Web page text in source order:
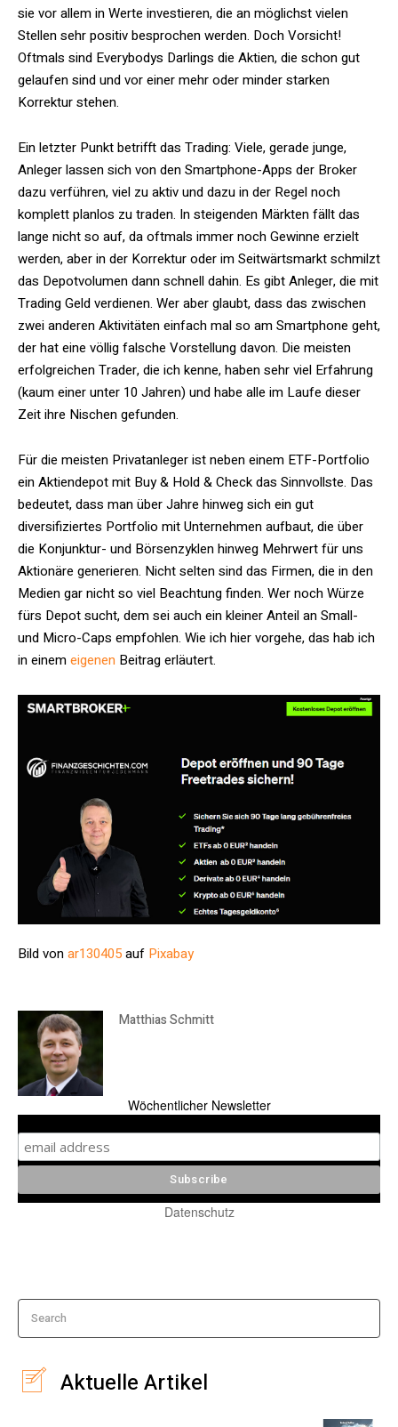
sie vor allem in Werte investieren, die an möglichst vielen
Stellen sehr positiv besprochen werden. Doch Vorsicht!
Oftmals sind Everybodys Darlings die Aktien, die schon gut
gelaufen sind und vor einer mehr oder minder starken
Korrektur stehen.
Ein letzter Punkt betrifft das Trading: Viele, gerade junge,
Anleger lassen sich von den Smartphone-Apps der Broker
dazu verführen, viel zu aktiv und dazu in der Regel noch
komplett planlos zu traden. In steigenden Märkten fällt das
lange nicht so auf, da oftmals immer noch Gewinne erzielt
werden, aber in der Korrektur oder im Seitwärtsmarkt schmilzt
das Depotvolumen dann schnell dahin. Es gibt Anleger, die mit
Trading Geld verdienen. Wer aber glaubt, dass das zwischen
zwei anderen Aktivitäten einfach mal so am Smartphone geht,
der hat eine völlig falsche Vorstellung davon. Die meisten
erfolgreichen Trader, die ich kenne, haben sehr viel Erfahrung
(kaum einer unter 10 Jahren) und habe alle im Laufe dieser
Zeit ihre Nischen gefunden.
Für die meisten Privatanleger ist neben einem ETF-Portfolio
ein Aktiendepot mit Buy & Hold & Check das Sinnvollste. Das
bedeutet, dass man über Jahre hinweg sich ein gut
diversifiziertes Portfolio mit Unternehmen aufbaut, die über
die Konjunktur- und Börsenzyklen hinweg Mehrwert für uns
Aktionäre generieren. Nicht selten sind das Firmen, die in den
Medien gar nicht so viel Beachtung finden. Wer noch Würze
fürs Depot sucht, dem sei auch ein kleiner Anteil an Small-
und Micro-Caps empfohlen. Wie ich hier vorgehe, das hab ich
in einemeigenen Beitrag erläutert.
Bild vonar130405auf Pixabay
Matthias Schmitt
Wöchentlicher Newsletter
Datenschutz
Search
Aktuelle Artikel